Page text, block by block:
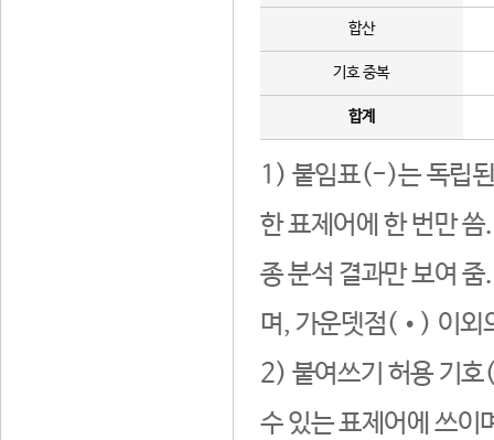
합산
기호 중복
합계
1) 붙임표(-)는 독립된
한 표제어에 한 번만
종 분석 결과만 보여
며, 가운뎃점(•) 이외
2) 붙여쓰기 허용 기호
수 있는 표제어에 쓰이